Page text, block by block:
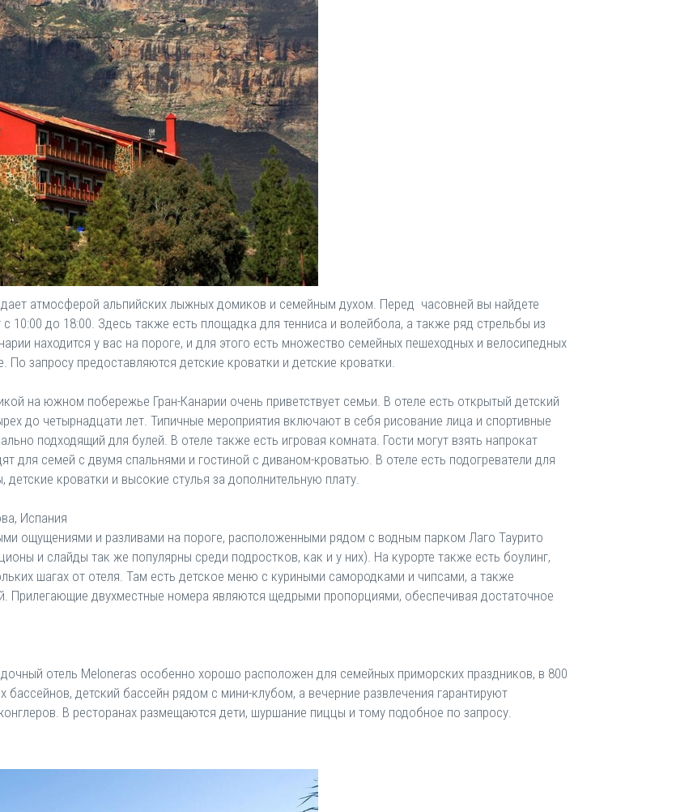
атмосферой альпийских лыжных домиков и семейным духом. Перед часовней вы найдете
до 18:00. Здесь также есть площадка для тенниса и волейбола, а также ряд стрельбы из
находится у вас на пороге, и для этого есть множество семейных пешеходных и велосипедных
запросу предоставляются детские кроватки и детские кроватки.
на южном побережье Гран-Канарии очень приветствует семьи. В отеле есть открытый детский
до четырнадцати лет. Типичные мероприятия включают в себя рисование лица и спортивные
подходящий для булей. В отеле также есть игровая комната. Гости могут взять напрокат
для семей с двумя спальнями и гостиной с диваном-кроватью. В отеле есть подогреватели для
кроватки и высокие стулья за дополнительную плату.
Испания
ощущениями и разливами на пороге, расположенными рядом с водным парком Лаго Таурито
и слайды так же популярны среди подростков, как и у них). На курорте также есть боулинг,
шагах от отеля. Там есть детское меню с куриными самородками и чипсами, а также
Прилегающие двухместные номера являются щедрыми пропорциями, обеспечивая достаточное
отель Meloneras особенно хорошо расположен для семейных приморских праздников, в 800
детский бассейн рядом с мини-клубом, а вечерние развлечения гарантируют
В ресторанах размещаются дети, шуршание пиццы и тому подобное по запросу.